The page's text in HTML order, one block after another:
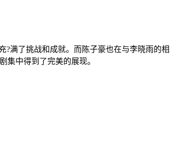
?满了挑战和成就。而陈子豪也在与李晓雨的相
集中得到了完美的展现。